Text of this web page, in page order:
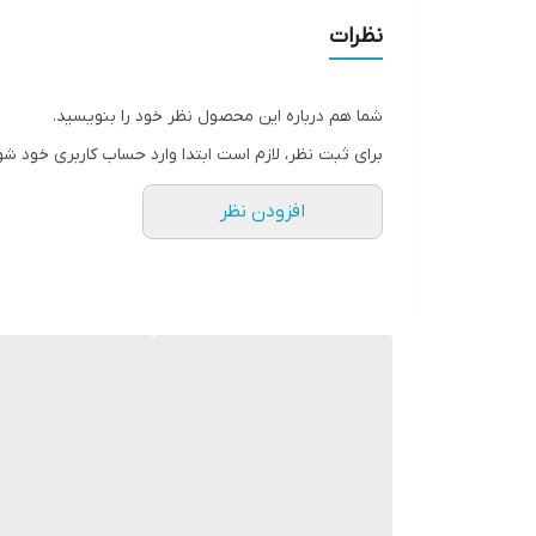
نظرات
شما هم درباره این محصول نظر خود را بنویسید.
برای ثبت نظر، لازم است ابتدا وارد حساب کاربری خود
افزودن نظر